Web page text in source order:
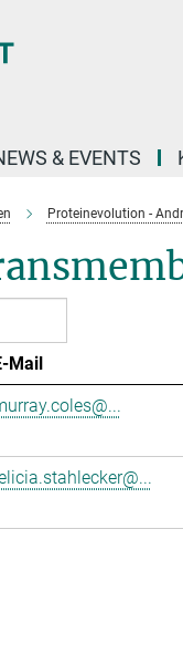
& EVENTS
Proteinevolution -
Mail